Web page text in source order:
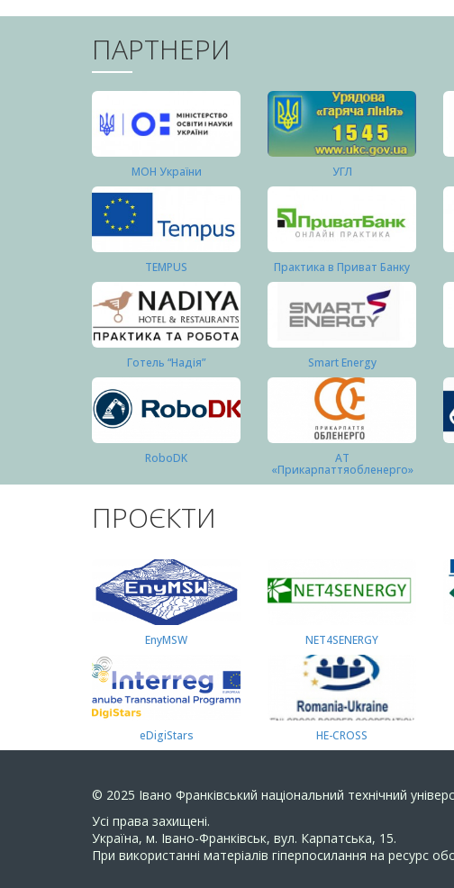
ПАРТНЕРИ
МОН України УГЛ
TEMPUS Практика в Приват Банку
Готель “Надія” Smart Energy
RoboDK АТ
«Прикарпаттяобленерго»
ПРОЄКТИ
EnyMSW NET4SENERGY
eDigiStars HE-CROSS
© 2025 Івано Франківський національний технічний
Усi права захищенi.
Україна, м. Івано-Франківськ, вул. Карпатська, 15.
При використанні матеріалів гіперпосилання на ресурс